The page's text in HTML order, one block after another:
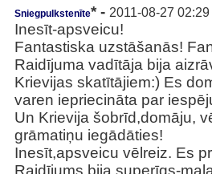
Sniegpulkstenīte* - 2011-08-27 02:29
Inesīt-apsveicu!
Fantastiska uzstāšanās!
Raidījuma vadītāja bija
Krievijas skatītājiem:) Es
varen iepriecināta par
Un Krievija šobrīd,domāju,
grāmatiņu iegādāties!
Inesīt,apsveicu vēlreiz. Es
Raidījums bija superīgs-